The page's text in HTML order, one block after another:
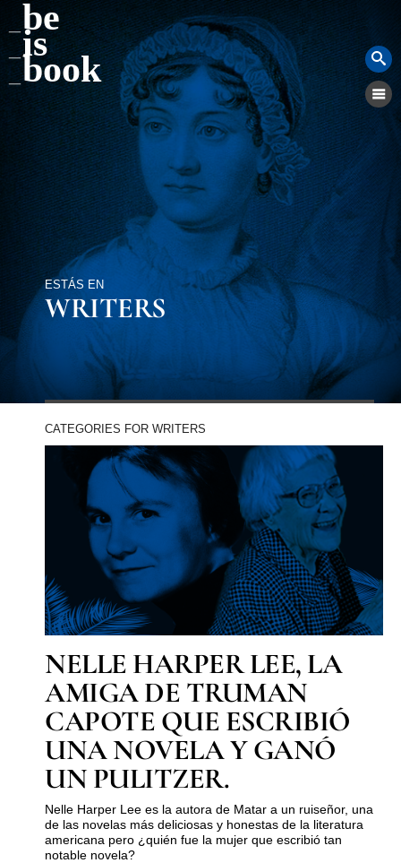
be
is
book
ESTÁS EN
WRITERS
CATEGORIES FOR WRITERS
NELLE HARPER LEE, LA
AMIGA DE TRUMAN
CAPOTE QUE ESCRIBIÓ
UNA NOVELA Y GANÓ
UN PULITZER.
Nelle Harper Lee es la autora de Matar a un ruiseñor, una
de las novelas más deliciosas y honestas de la literatura
americana pero ¿quién fue la mujer que escribió tan
notable novela?